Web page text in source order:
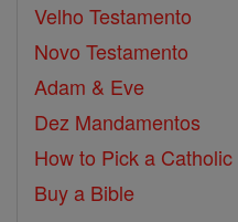
Velho Testamento
Novo Testamento
Adam & Eve
Dez Mandamentos
How to Pick a Catholic
Buy a Bible